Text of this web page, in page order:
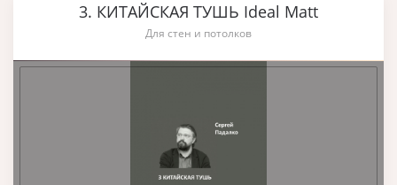
3. КИТАЙСКАЯ ТУШЬ Ideal Matt
Для стен и потолков